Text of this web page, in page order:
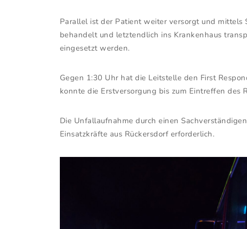
Parallel ist der Patient weiter versorgt und
behandelt und letztendlich ins Krankenhaus
eingesetzt werden.
Gegen 1:30 Uhr hat die Leitstelle den First
konnte die Erstversorgung bis zum Eintreffen
Die Unfallaufnahme durch einen
Einsatzkräfte aus Rückersdorf erforderlich.